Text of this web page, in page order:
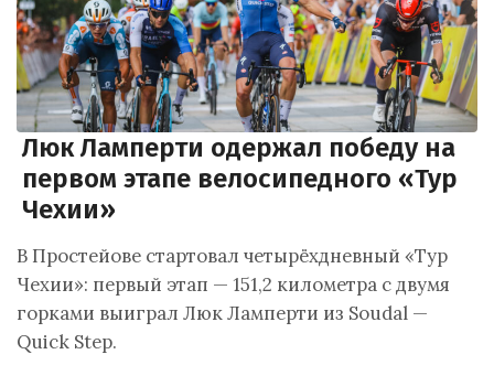
Люк Ламперти одержал победу на
первом этапе велосипедного «Тур
Чехии»
В Простейове стартовал четырёхдневный «Тур
Чехии»: первый этап — 151,2 километра с двумя
горками выиграл Люк Ламперти из Soudal —
Quick Step.